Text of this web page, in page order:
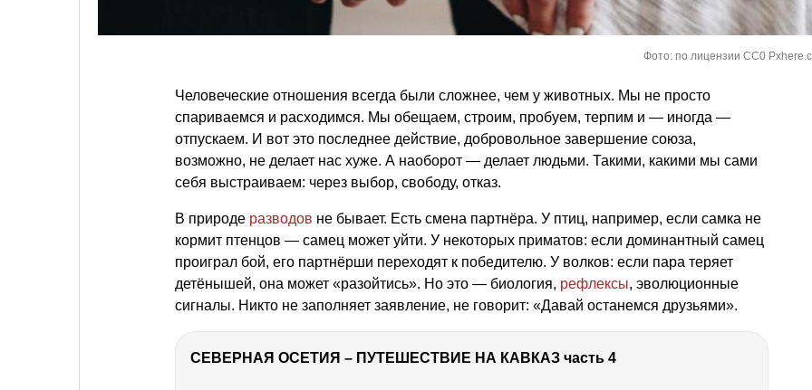
Фото: по лицензии CC0
Человеческие отношения всегда были сложнее, чем у животных. Мы не просто
спариваемся и расходимся. Мы обещаем, строим, пробуем, терпим и — иногда —
отпускаем. И вот это последнее действие, добровольное завершение союза,
возможно, не делает нас хуже. А наоборот — делает людьми. Такими, какими мы сами
себя выстраиваем: через выбор, свободу, отказ.
В природе разводов не бывает. Есть смена партнёра. У птиц, например, если самка не
кормит птенцов — самец может уйти. У некоторых приматов: если доминантный самец
проиграл бой, его партнёрши переходят к победителю. У волков: если пара теряет
детёнышей, она может «разойтись». Но это — биология, рефлексы, эволюционные
сигналы. Никто не заполняет заявление, не говорит: «Давай останемся друзьями».
СЕВЕРНАЯ ОСЕТИЯ – ПУТЕШЕСТВИЕ НА КАВКАЗ часть 4